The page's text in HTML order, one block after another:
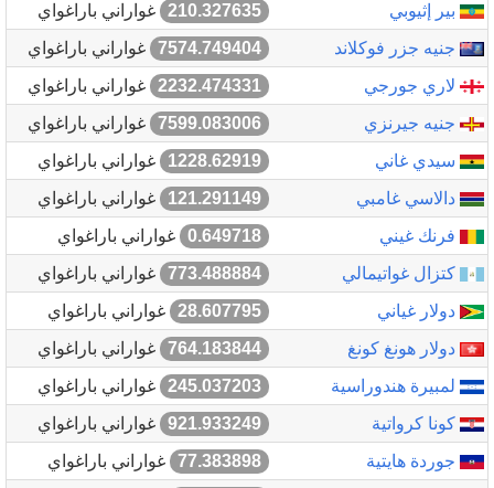
بير إثيوبي 210.327635
غواراني باراغواي
جنيه جزر فوكلاند
7574.749404
غواراني باراغواي
لاري جورجي
2232.474331
غواراني باراغواي
جنيه جيرنزي
7599.083006
غواراني باراغواي
سيدي غاني
1228.62919
غواراني باراغواي
دالاسي غامبي
121.291149
غواراني باراغواي
فرنك غيني
0.649718
غواراني باراغواي
كتزال غواتيمالي
773.488884
غواراني باراغواي
دولار غياني
28.607795
غواراني باراغواي
دولار هونغ كونغ
764.183844
غواراني باراغواي
لمبيرة هندوراسية
245.037203
غواراني باراغواي
كونا كرواتية
921.933249
غواراني باراغواي
جوردة هايتية
77.383898
غواراني باراغواي